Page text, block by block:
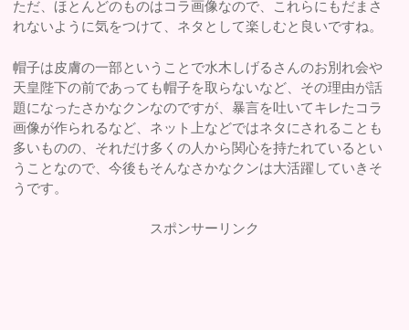
ただ、ほとんどのものはコラ画像なので、これらにもだまさ
れないように気をつけて、ネタとして楽しむと良いですね。
帽子は皮膚の一部ということで水木しげるさんのお別れ会や
天皇陛下の前であっても帽子を取らないなど、その理由が話
題になったさかなクンなのですが、暴言を吐いてキレたコラ
画像が作られるなど、ネット上などではネタにされることも
多いものの、それだけ多くの人から関心を持たれているとい
うことなので、今後もそんなさかなクンは大活躍していきそ
うです。
スポンサーリンク